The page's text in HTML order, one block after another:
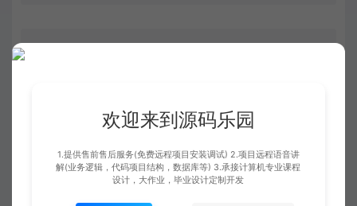
了的。有通用的调试运行文档可以参考下的。
查看详情
欢迎来到源码乐园
1.提供售前售后服务(免费远程项目安装调试) 2.项目远程语音讲
解(业务逻辑，代码项目结构，数据库等) 3.承接计算机专业课程
设计，大作业，毕业设计定制开发